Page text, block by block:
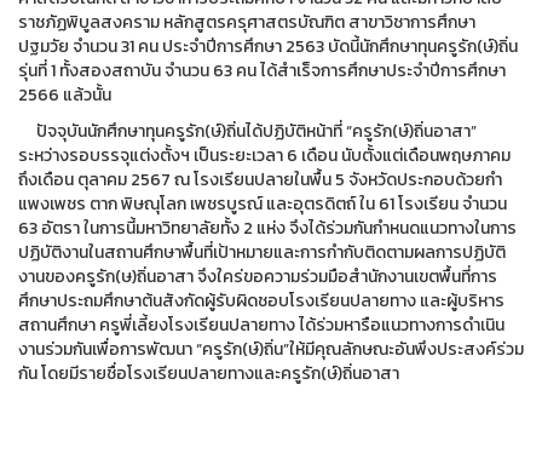
ราชภัฏพิบูลสงคราม หลักสูตรครุศาสตรบัณฑิต สาขาวิชาการศึกษา
ปฐมวัย จํานวน 31 คน ประจําปีการศึกษา 2563 บัดนี้นักศึกษาทุนครูรัก(ษ์)ถิ่น
รุ่นที่ 1 ทั้งสองสถาบัน จํานวน 63 คน ได้สําเร็จการศึกษาประจําปีการศึกษา
2566 แล้วนั้น
ปัจจุบันนักศึกษาทุนครูรัก(ษ์)ถิ่นได้ปฏิบัติหน้าที่ “ครูรัก(ษ์)ถิ่นอาสา”
ระหว่างรอบรรจุแต่งตั้งฯ เป็นระยะเวลา 6 เดือน นับตั้งแต่เดือนพฤษภาคม
ถึงเดือน ตุลาคม 2567 ณ โรงเรียนปลายในพื้น 5 จังหวัดประกอบด้วยกํา
แพงเพชร ตาก พิษณุโลก เพชรบูรณ์ และอุตรดิตถ์ ใน 61 โรงเรียน จํานวน
63 อัตรา ในการนี้มหาวิทยาลัยทั้ง 2 แห่ง จึงได้ร่วมกันกําหนดแนวทางในการ
ปฏิบัติงานในสถานศึกษาพื้นที่เป้าหมายและการกํากับติดตามผลการปฏิบัติ
งานของครูรัก(ษ)ถิ่นอาสา จึงใคร่ขอความร่วมมือสํานักงานเขตพื้นที่การ
ศึกษาประถมศึกษาต้นสังกัดผู้รับผิดชอบโรงเรียนปลายทาง และผู้บริหาร
สถานศึกษา ครูพี่เลี้ยงโรงเรียนปลายทาง ได้ร่วมหารือแนวทางการดําเนิน
งานร่วมกันเพื่อการพัฒนา “ครูรัก(ษ์)ถิ่น”ให้มีคุณลักษณะอันพึงประสงค์ร่วม
กัน โดยมีรายชื่อโรงเรียนปลายทางและครูรัก(ษ์)ถิ่นอาสา